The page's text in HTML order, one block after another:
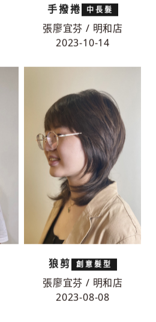
手撥捲 中長髮
張廖宜芬 / 明和店
2023-10-14
狼剪 創意髮型
張廖宜芬 / 明和店
2023-08-08